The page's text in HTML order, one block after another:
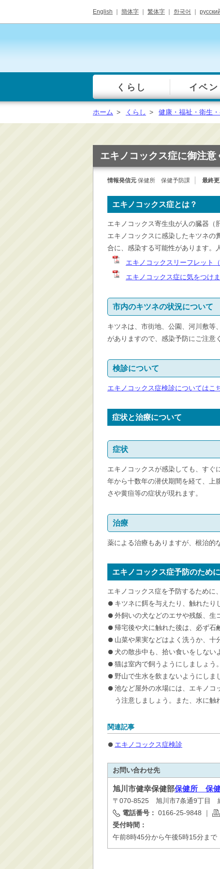
English 簡体字 繁体字 한국어
一覧
くらし イベン
総合窓口
手続き・届出（戸籍・
ごみ・リサイクル・環
境保全
消防・救急
防災・安全
学ぶ・文化・スポーツ
産業・しごと・消費生
移住情報
住宅・土地・都市計画
市民活動・参加・地域
まちづくり
公共交通・空港
ホーム > くらし > 健康・福祉・衛生・
エキノコックス症に御注意
情報発信元 保健所 保健予防課 最終更
エキノコックス症とは？
エキノコックス寄生虫が人の臓器（
エキノコックスに感染したキツネの
合に、感染する可能性があります。
エキノコックスリーフレット
エキノコックス症に気をつけ
市内のキツネの状況について
キツネは、市街地、公園、河川敷等
がありますので、感染予防にご注意
検診について
エキノコックス症検診についてはこ
症状と治療について
症状
エキノコックスが感染しても、すぐ
年から十数年の潜伏期間を経て、上
さや黄疸等の症状が現れます。
治療
薬による治療もありますが、根治的
エキノコックス症予防のために
エキノコックス症を予防するために
キツネに餌を与えたり、触れたり
外飼いの犬などのエサや残飯、生
帰宅後や犬に触れた後は、必ず石
山菜や果実などはよく洗うか、十
犬の散歩中も、拾い食いをしない
猫は室内で飼うようにしましょう。
野山で生水を飲まないようにしま
池など屋外の水場には、エキノコ
う注意しましょう。また、水に触
関連記事
エキノコックス症検診
お問い合わせ先
旭川市健幸保健部保健所 保健
〒070-8525 旭川市7条通9丁目
電話番号： 0166-25-9848 ｜
受付時間：
午前8時45分から午後5時15分まで